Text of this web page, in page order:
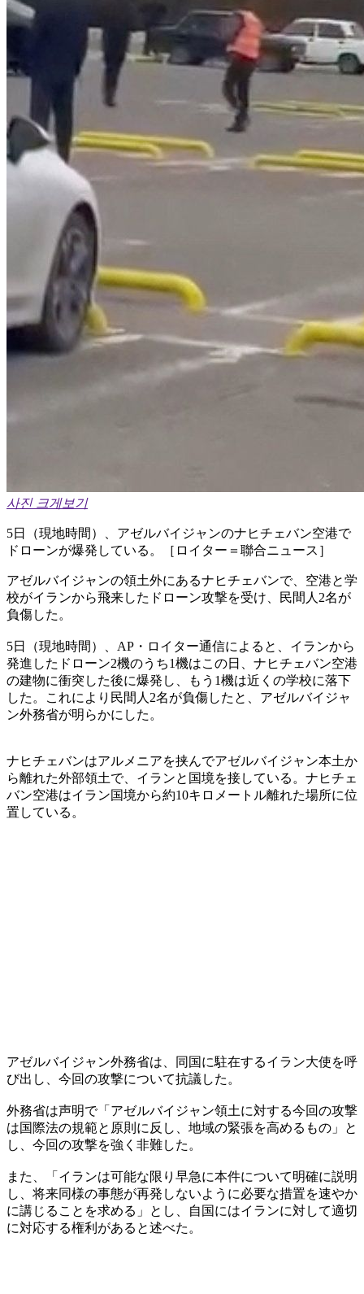
사진 크게보기
5日（現地時間）、アゼルバイジャンのナヒチェバン空港で
ドローンが爆発している。［ロイター＝聯合ニュース］
アゼルバイジャンの領土外にあるナヒチェバンで、空港と学
校がイランから飛来したドローン攻撃を受け、民間人2名が
負傷した。
5日（現地時間）、AP・ロイター通信によると、イランから
発進したドローン2機のうち1機はこの日、ナヒチェバン空港
の建物に衝突した後に爆発し、もう1機は近くの学校に落下
した。これにより民間人2名が負傷したと、アゼルバイジャ
ン外務省が明らかにした。
ナヒチェバンはアルメニアを挟んでアゼルバイジャン本土か
ら離れた外部領土で、イランと国境を接している。ナヒチェ
バン空港はイラン国境から約10キロメートル離れた場所に位
置している。
アゼルバイジャン外務省は、同国に駐在するイラン大使を呼
び出し、今回の攻撃について抗議した。
外務省は声明で「アゼルバイジャン領土に対する今回の攻撃
は国際法の規範と原則に反し、地域の緊張を高めるもの」と
し、今回の攻撃を強く非難した。
また、「イランは可能な限り早急に本件について明確に説明
し、将来同様の事態が再発しないように必要な措置を速やか
に講じることを求める」とし、自国にはイランに対して適切
に対応する権利があると述べた。